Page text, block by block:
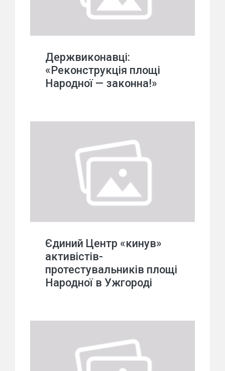
Держвиконавці:
«Реконструкція площі
Народної — законна!»
Єдиний Центр «кинув»
активістів-
протестувальників площі
Народної в Ужгороді